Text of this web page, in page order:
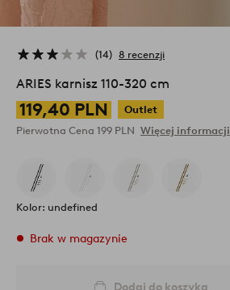
14 8 recenzji
ARIES karnisz 110-320 cm
119,40 PLN
Outlet
Pierwotna Cena 199 PLN Więcej informacji
Kolor: undefined
Brak w magazynie